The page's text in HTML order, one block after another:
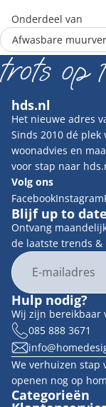
Onderdeel van
Afwasbare
hds.nl
Het nieuwe adres
Sinds 2010 dé plek
woonadvies en
voor stap naar
Volg ons
FacebookInstagram
Blijf up to date
Ontvang
de laatste trends
E-mail
Hulp nodig?
Wij zijn bereikbaar
085 888 3671
We verhuizen stap
openen nog op
Categorieën
Contactgegevens
Terugbetalingsbeleid
Algemene
Verzendbeleid
Wettelijke